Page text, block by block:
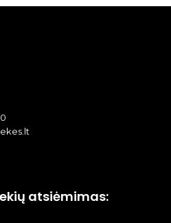
atsiėmimas: